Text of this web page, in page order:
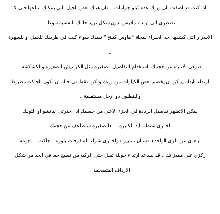
اذا كنت قد اضفت الى وزنك عدة كيلو جرامات .. فان هناك بعض الحيل التى يمكنك اتباعها حتى لا
تضطرى الى ارتداء ملابس بدون شكل تزيد حالتك النفسية سوءا .
الاسرار التى كشفها احد الخبراء لمجلة ” هاوس كيبنج ” تفيدك سواء كنت في طريقك للعمل او للسهرة
اصرفى الانتباه عن حجمك باستخدام التفاصيل الصغيرة مثل الكرانيش الصغيرة والكشكشه ..
ارتداء البدلة يمكن ان يخصم بعض الكيلوات من وزنك ولكن فقط في حالة ان تكون الجاكت مظبوط
والبنطلون ذو ارجل مستقيمة ..
يمكن الاتظهر تفاصيل الزيادة في الجزء الاعلى من جسمك اذا اخترتى البانشو او التونيك
اختارى شنطة اليد الكبيرة … فالصغيرة ستضاعف من حجمك
ابتعدى عن الزى الواحد ( فستان ، تايير ) واختارى شراء المتفرقات بلوزة .. جاكت … جونله
ركزي على مميزاتك .. قد يساعد ارتداء جونلة تصل حتى الركبة من نسيج جيد في الحد من شكل
الارداف المتضخمة .